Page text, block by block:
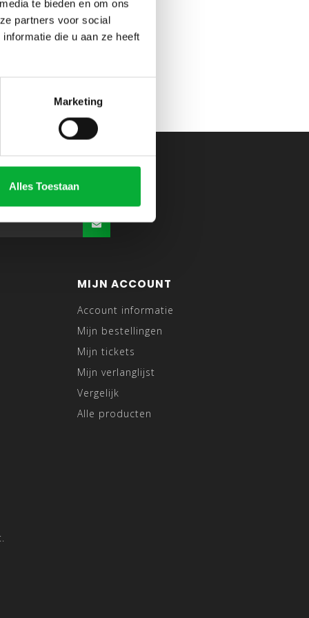
te bieden en om ons
partners voor social
die u aan ze heeft
Marketing
Alles Toestaan
MIJN ACCOUNT
Account informatie
Mijn bestellingen
Mijn tickets
Mijn verlanglijst
Vergelijk
Alle producten